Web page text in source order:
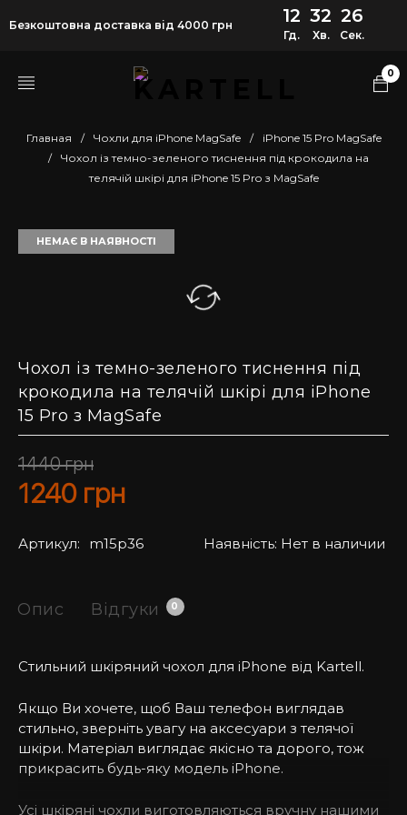
Безкоштовна доставка від 4000 грн 12
Гд.
32
Хв.
26
Сек.
0
Главная / Чохли для iPhone MagSafe /
iPhone 15 Pro MagSafe
/
Чохол із темно-зеленого тиснення під крокодила на
телячій шкірі для iPhone 15 Pro з MagSafe
НЕМАЄ В НАЯВНОСТІ
Чохол із темно-зеленого тиснення під
крокодила на телячій шкірі для iPhone
15 Pro з MagSafe
1440грн
1240 грн
Артикул: m15p36 Наявність: Нет в наличии
Опис Відгуки 0
Стильний шкіряний чохол для iPhone від Kartell.
Якщо Ви хочете, щоб Ваш телефон виглядав
стильно, зверніть увагу на аксесуари з телячої
шкіри. Матеріал виглядає якісно та дорого, тож
прикрасить будь-яку модель iPhone.
Усі шкіряні чохли виготовляються вручну нашими